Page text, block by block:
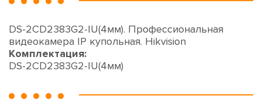
DS-2CD2383G2-IU(4мм). Профессиональная
видеокамера IP купольная. Hikvision
Комплектация:
DS-2CD2383G2-IU(4мм)